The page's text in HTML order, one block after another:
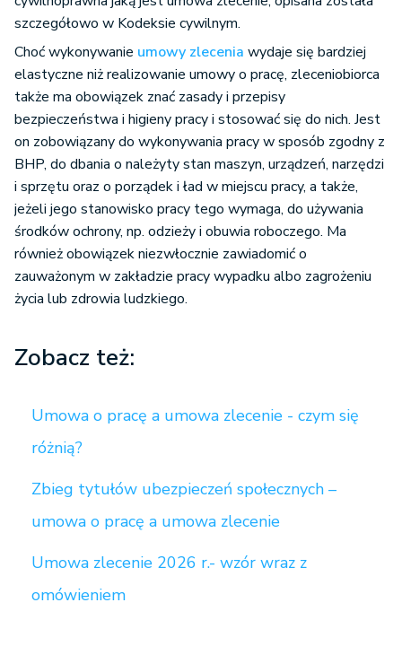
szczegółowo w Kodeksie cywilnym.
Choć wykonywanie umowy zlecenia wydaje się bardziej
elastyczne niż realizowanie umowy o pracę, zleceniobiorca
także ma obowiązek znać zasady i przepisy
bezpieczeństwa i higieny pracy i stosować się do nich. Jest
on zobowiązany do wykonywania pracy w sposób zgodny z
BHP, do dbania o należyty stan maszyn, urządzeń, narzędzi
i sprzętu oraz o porządek i ład w miejscu pracy, a także,
jeżeli jego stanowisko pracy tego wymaga, do używania
środków ochrony, np. odzieży i obuwia roboczego. Ma
również obowiązek niezwłocznie zawiadomić o
zauważonym w zakładzie pracy wypadku albo zagrożeniu
życia lub zdrowia ludzkiego.
Zobacz też:
Umowa o pracę a umowa zlecenie - czym się
różnią?
Zbieg tytułów ubezpieczeń społecznych –
umowa o pracę a umowa zlecenie
Umowa zlecenie 2026 r.- wzór wraz z
omówieniem